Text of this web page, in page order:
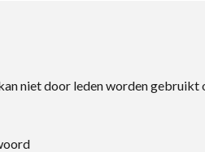
niet door leden worden gebruikt